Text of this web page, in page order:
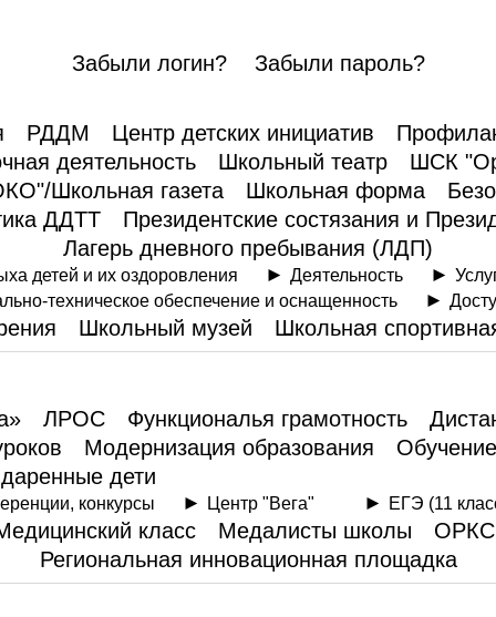
Забыли логин? Забыли пароль?
РДДМ Центр детских инициатив
деятельность
Школьный театр
ШСК
Школьная газета
Школьная форма
ДДТТ
Президентские состязания и
Лагерь дневного пребывания (ЛДП)
детей и их оздоровления Деятельность
техническое обеспечение и оснащенность
Школьный музей Школьная
ЛРОС Функциональя грамотность
Модернизация образования
дети
конкурсы Центр "Вега" ЕГЭ (11
класс Медалисты школы
Региональная инновационная площадка